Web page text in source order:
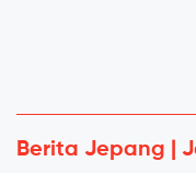
Berita Jepang |